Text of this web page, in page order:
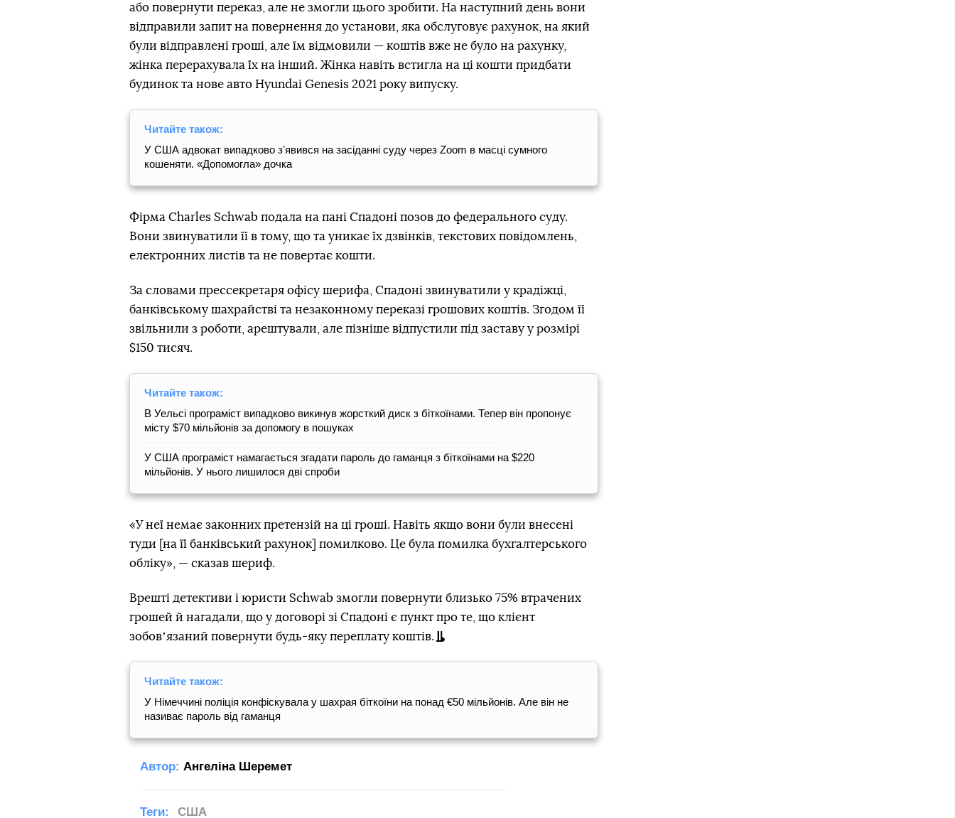
або повернути переказ, але не змогли цього зробити. На наступний день вони
відправили запит на повернення до установи, яка обслуговує рахунок, на який
були відправлені гроші, але їм відмовили — коштів вже не було на рахунку,
жінка перерахувала їх на інший. Жінка навіть встигла на ці кошти придбати
будинок та нове авто Hyundai Genesis 2021 року випуску.
Читайте також:
У США адвокат випадково зʼявився на засіданні суду через Zoom в масці сумного
кошеняти. «Допомогла» дочка
Фірма Charles Schwab подала на пані Спадоні позов до федерального суду.
Вони звинуватили її в тому, що та уникає їх дзвінків, текстових повідомлень,
електронних листів та не повертає кошти.
За словами прессекретаря офісу шерифа, Спадоні звинуватили у крадіжці,
банківському шахрайстві та незаконному переказі грошових коштів. Згодом її
звільнили з роботи, арештували, але пізніше відпустили під заставу у розмірі
$150 тисяч.
Читайте також:
В Уельсі програміст випадково викинув жорсткий диск з біткоїнами. Тепер він пропонує
місту $70 мільйонів за допомогу в пошуках
У США програміст намагається згадати пароль до гаманця з біткоїнами на $220
мільйонів. У нього лишилося дві спроби
«У неї немає законних претензій на ці гроші. Навіть якщо вони були внесені
туди [на її банківський рахунок] помилково. Це була помилка бухгалтерського
обліку», — сказав шериф.
Врешті детективи і юристи Schwab змогли повернути близько 75% втрачених
грошей й нагадали, що у договорі зі Спадоні є пункт про те, що клієнт
зобовʼязаний повернути будь-яку переплату коштів.
Читайте також:
У Німеччині поліція конфіскувала у шахрая біткоїни на понад €50 мільйонів. Але він не
називає пароль від гаманця
Автор: Ангеліна Шеремет
Теги: США